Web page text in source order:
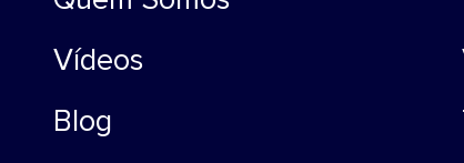
Vídeos
Blog